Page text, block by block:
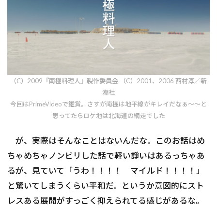
（C）2009『南極料理人』製作委員会 （C）2001、2006 西村淳／新
潮社
今回はPrimeVideoで鑑賞。さすが南極は地平線がキレイだなぁ～～と
思ってたらロケ地は北海道の網走でした
が、実際はそんなことはないんだな。このお話はめ
ちゃめちゃノンビリした話で軽い諍いはあるっちゃあ
るが、見ていて「うわ！！！！ マイルド！！！！」
と驚いてしまうくらい平和だ。というか意図的にスト
レスある展開がすっごく抑えられてる感じがあるな。